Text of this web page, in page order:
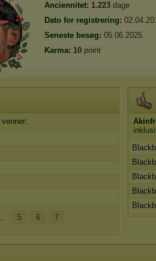
Anciennitet: 1.223 dage
Dato for registrering:
Seneste besøg: 05.06.2025
Karma: 10 point
venner:
5 6 7